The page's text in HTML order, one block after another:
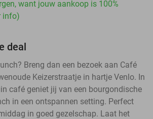
want jouw aankoop is 100%
info)
deal
Breng dan een bezoek aan Café
Keizerstraatje in hartje Venlo. In
café geniet jij van een bourgondische
in een ontspannen setting. Perfect
in goed gezelschap. Laat het